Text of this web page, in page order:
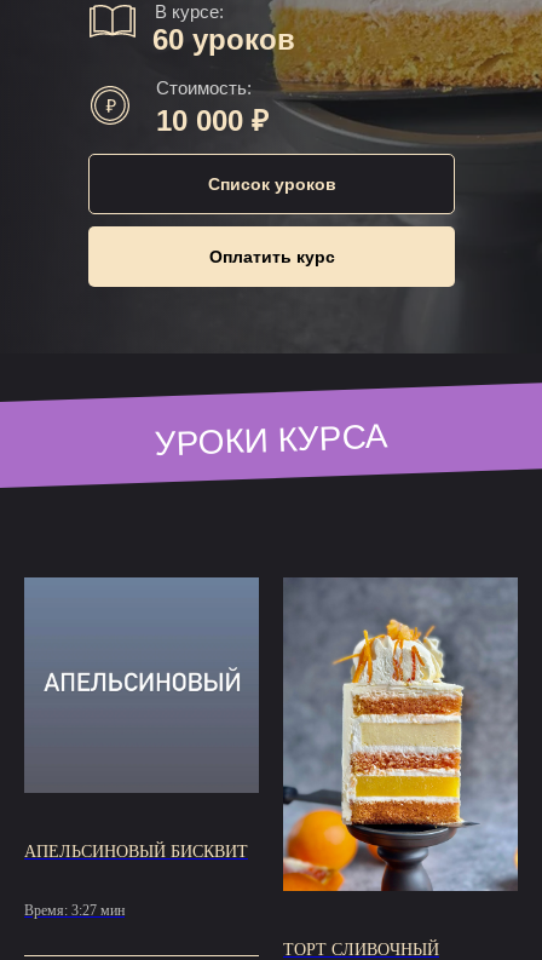
В курсе:
60 уроков
Стоимость:
10 000 ₽
Оплатить курс
Список уроков
УРОКИ КУРСА
АПЕЛЬСИНОВЫЙ БИСКВИТ
Время: 3:27 мин
ТОРТ СЛИВОЧНЫЙ